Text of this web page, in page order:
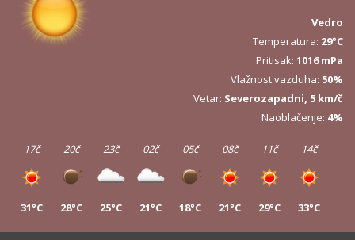
Vedro
Temperatura: 29°C
Pritisak: 1016 mPa
Vlažnost vazduha: 50%
Vetar: Severozapadni, 5 km/č
Naoblačenje: 4%
17č
31°C
20č
28°C
23č
25°C
02č
21°C
05č
18°C
08č
21°C
11č
29°C
14č
33°C